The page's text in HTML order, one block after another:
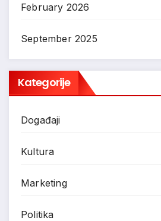
February 2026
September 2025
Kategorije
Događaji
Kultura
Marketing
Politika